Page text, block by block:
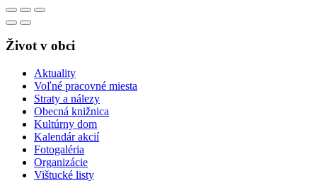
Život v obci
Aktuality
Voľné pracovné miesta
Straty a nálezy
Obecná knižnica
Kultúrny dom
Kalendár akcií
Fotogaléria
Organizácie
Vištucké listy